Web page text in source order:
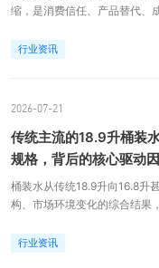
缩，是消费信任、产品替代、
行业资讯
2026-07-21
传统主流的18.9升桶装
规格，背后的核心驱动
桶装水从传统18.9升向16.8升
构、市场环境变化的综合结果
行业资讯